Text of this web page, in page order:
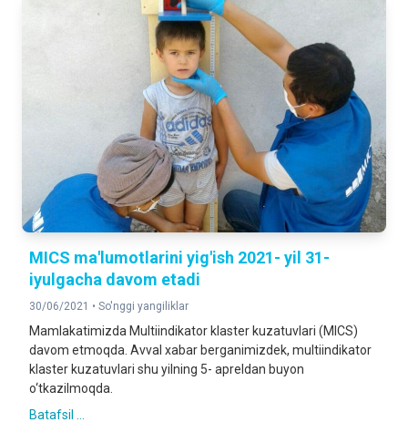
MICS ma'lumotlarini yig'ish 2021- yil 31-
iyulgacha davom etadi
30/06/2021 • So'nggi yangiliklar
Mamlakatimizda Multiindikator klaster kuzatuvlari (MICS)
davom etmoqda. Avval xabar berganimizdek, multiindikator
klaster kuzatuvlari shu yilning 5- apreldan buyon
o‘tkazilmoqda.
Batafsil ...